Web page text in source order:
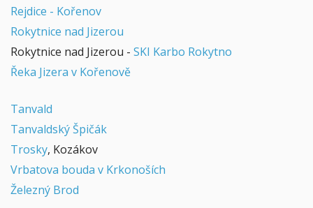
Rejdice - Kořenov
Rokytnice nad Jizerou
Rokytnice nad Jizerou - SKI Karbo Rokytno
Řeka Jizera v Kořenově
Tanvald
Tanvaldský Špičák
Trosky, Kozákov
Vrbatova bouda v Krkonoších
Železný Brod